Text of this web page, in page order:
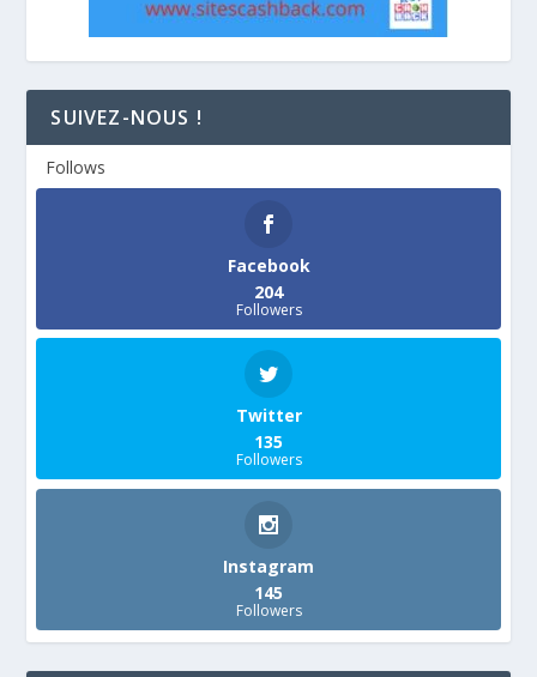
SUIVEZ-NOUS !
Follows
Facebook
204
Followers
Twitter
135
Followers
Instagram
145
Followers